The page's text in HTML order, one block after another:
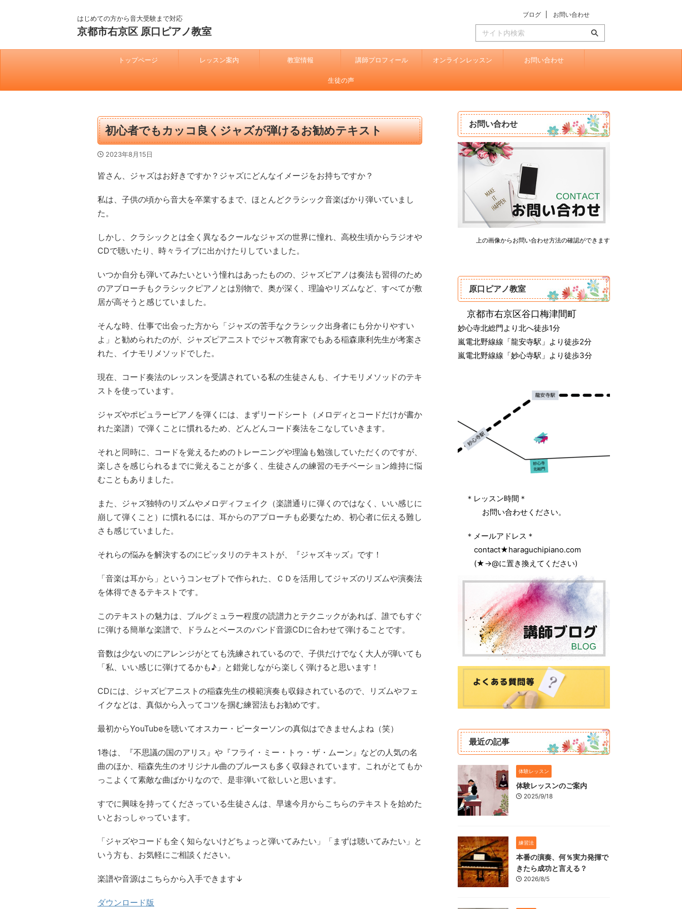
はじめての方から音大受験まで対応
京都市右京区 原口ピアノ教室
ブログ お問い合わせ
トップページ レッスン案内 教室情報 講師プロフィール オンラインレッスン お問い合わせ
生徒の声
初心者でもカッコ良くジャズが弾けるお勧めテキスト
2023年8月15日
皆さん、ジャズはお好きですか？ジャズにどんなイメージをお持ちですか？
私は、子供の頃から音大を卒業するまで、ほとんどクラシック音楽ばかり弾いていまし
た。
しかし、クラシックとは全く異なるクールなジャズの世界に憧れ、高校生頃からラジオや
CDで聴いたり、時々ライブに出かけたりしていました。
いつか自分も弾いてみたいという憧れはあったものの、ジャズピアノは奏法も習得のため
のアプローチもクラシックピアノとは別物で、奥が深く、理論やリズムなど、すべてが敷
居が高そうと感じていました。
そんな時、仕事で出会った方から「ジャズの苦手なクラシック出身者にも分かりやすい
よ」と勧められたのが、ジャズピアニストでジャズ教育家でもある稲森康利先生が考案さ
れた、イナモリメソッドでした。
現在、コード奏法のレッスンを受講されている私の生徒さんも、イナモリメソッドのテキ
ストを使っています。
ジャズやポピュラーピアノを弾くには、まずリードシート（メロディとコードだけが書か
れた楽譜）で弾くことに慣れるため、どんどんコード奏法をこなしていきます。
それと同時に、コードを覚えるためのトレーニングや理論も勉強していただくのですが、
楽しさを感じられるまでに覚えることが多く、生徒さんの練習のモチベーション維持に悩
むこともありました。
また、ジャズ独特のリズムやメロディフェイク（楽譜通りに弾くのではなく、いい感じに
崩して弾くこと）に慣れるには、耳からのアプローチも必要なため、初心者に伝える難し
さも感じていました。
それらの悩みを解決するのにピッタリのテキストが、『ジャズキッズ』です！
「音楽は耳から」というコンセプトで作られた、ＣＤを活用してジャズのリズムや演奏法
を体得できるテキストです。
このテキストの魅力は、ブルグミュラー程度の読譜力とテクニックがあれば、誰でもすぐ
に弾ける簡単な楽譜で、ドラムとベースのバンド音源CDに合わせて弾けることです。
音数は少ないのにアレンジがとても洗練されているので、子供だけでなく大人が弾いても
「私、いい感じに弾けてるかも♪」と錯覚しながら楽しく弾けると思います！
CDには、ジャズピアニストの稲森先生の模範演奏も収録されているので、リズムやフェ
イクなどは、真似から入ってコツを掴む練習法もお勧めです。
最初からYouTubeを聴いてオスカー・ピーターソンの真似はできませんよね（笑）
1巻は、『不思議の国のアリス』や『フライ・ミー・トゥ・ザ・ムーン』などの人気の名
曲のほか、稲森先生のオリジナル曲のブルースも多く収録されています。これがとてもか
っこよくて素敵な曲ばかりなので、是非弾いて欲しいと思います。
すでに興味を持ってくださっている生徒さんは、早速今月からこちらのテキストを始めた
いとおっしゃっています。
「ジャズやコードも全く知らないけどちょっと弾いてみたい」「まずは聴いてみたい」と
いう方も、お気軽にご相談ください。
楽譜や音源はこちらから入手できます↓
ダウンロード版
お問い合わせ
上の画像からお問い合わせ方法の確認ができます
原口ピアノ教室
‌ 京都市右京区谷口梅津間町
妙心寺北総門より北へ徒歩1分
嵐電北野線線「龍安寺駅」より徒歩2分
嵐電北野線線「妙心寺駅」より徒歩3分
‌ ＊レッスン時間＊
‌ ‌ ‌ お問い合わせください。
‌ ＊メールアドレス＊
‌ ‌ contact★haraguchipiano.com
‌ ‌ (★→@に置き換えてください)
最近の記事
体験レッスン
体験レッスンのご案内
2025/9/18
練習法
本番の演奏、何％実力発揮で
きたら成功と言える？
2026/8/5